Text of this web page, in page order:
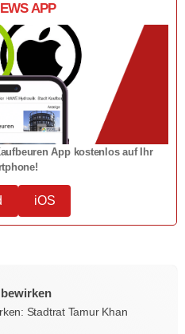
APP
App kostenlos auf Ihr
iOS
Stadtrat Tamur Khan